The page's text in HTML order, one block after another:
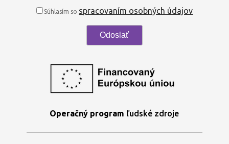
Súhlasím so spracovaním osobných údajov
Operačný program ľudské zdroje